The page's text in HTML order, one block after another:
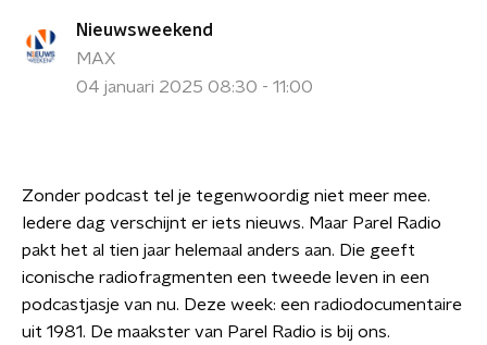
Nieuwsweekend
MAX
04 januari 2025 08:30 - 11:00
Zonder podcast tel je tegenwoordig niet meer mee.
Iedere dag verschijnt er iets nieuws. Maar Parel Radio
pakt het al tien jaar helemaal anders aan. Die geeft
iconische radiofragmenten een tweede leven in een
podcastjasje van nu. Deze week: een radiodocumentaire
uit 1981. De maakster van Parel Radio is bij ons.